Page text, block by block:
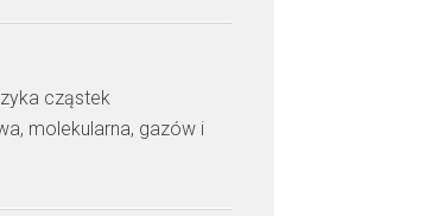
cząstek
molekularna, gazów i